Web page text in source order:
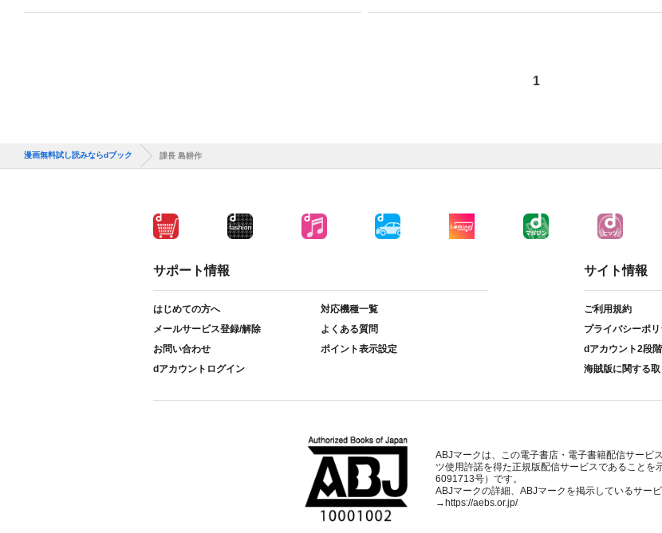
1
漫画無料試し読みならdブック 課長 島耕作
サポート情報
はじめての方へ
対応機種一覧
メールサービス登録/解除
よくある質問
お問い合わせ
ポイント表示設定
dアカウントログイン
サイト情報
ご利用規約
プライバシーポ
dアカウント2段
海賊版に関する
ABJマークは、この電子書店・電子書籍配信サービ
ツ使用許諾を得た正規版配信サービスであることを
6091713号）です。
ABJマークの詳細、ABJマークを掲示しているサー
→https://aebs.or.jp/